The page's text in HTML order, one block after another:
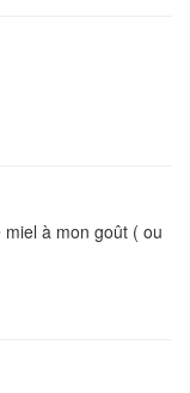
à mon goût ( ou